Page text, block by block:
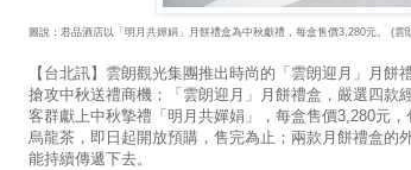
圖說：君品酒店以「明月共嬋娟」月餅禮盒為中秋獻禮，每盒售價3,280元。 (雲
【台北訊】雲朗觀光集團推出時尚的「雲朗迎月」月餅
搶攻中秋送禮商機；「雲朗迎月」月餅禮盒，嚴選四款
客群獻上中秋摯禮「明月共嬋娟」，每盒售價3,280元
烏龍茶，即日起開放預購，售完為止；兩款月餅禮盒的
能持續傳遞下去。